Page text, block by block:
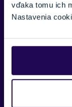
vďaka tomu ich
Nastavenia
SPRÁVA: